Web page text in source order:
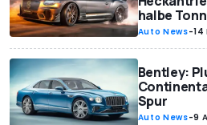
halbe
Auto News-14
Bentley:
Spur
Auto News-9